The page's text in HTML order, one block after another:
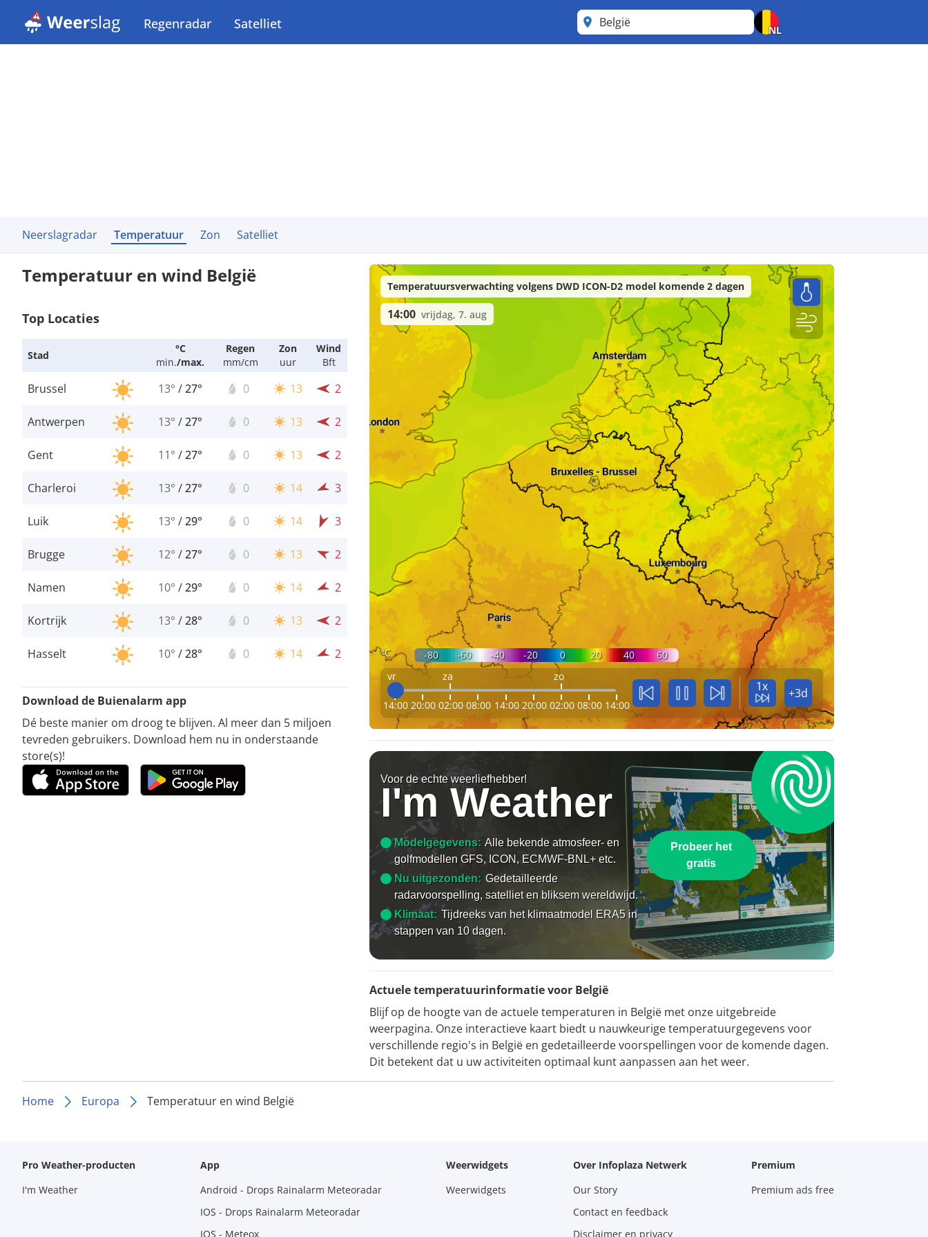
Regenradar Satelliet België
NL
Neerslagradar Temperatuur Zon Satelliet
Temperatuur en wind België
Top Locaties
Stad
°C
min./max.
Regen
mm/cm
Zon
uur
Wind
Bft
Brussel 13° /27° 0 13 2
Antwerpen 13° /27° 0 13 2
Gent 11° /27° 0 13 2
Charleroi 13° /27° 0 14 3
Luik 13° /29° 0 14 3
Brugge 12° /27° 0 13 2
Namen 10° /29° 0 14 2
Kortrijk 13° /28° 0 13 2
Hasselt 10° /28° 0 14 2
Download de Buienalarm app
Dé beste manier om droog te blijven. Al meer dan 5 miljoen
tevreden gebruikers. Download hem nu in onderstaande
store(s)!
°C -80 -60 -40 -20 0 20 40
60
vr
za zo
14:00 20:00 02:00 08:00 14:00 20:00 02:00 08:00 14:00
1x +3d
Temperatuursverwachting volgens DWD ICON-D2 model komende 2 dagen
14:00 vrijdag, 7. aug
Voor de echte weerliefhebber!
I'm Weather
Modelgegevens: Alle bekende atmosfeer- en
golfmodellen GFS, ICON, ECMWF-BNL+ etc.
Nu uitgezonden: Gedetailleerde
radarvoorspelling, satelliet en bliksem wereldwijd.
Klimaat: Tijdreeks van het klimaatmodel ERA5 in
stappen van 10 dagen.
Probeer het
gratis
Actuele temperatuurinformatie voor België
Blijf op de hoogte van de actuele temperaturen in België met onze uitgebreide
weerpagina. Onze interactieve kaart biedt u nauwkeurige temperatuurgegevens voor
verschillende regio's in België en gedetailleerde voorspellingen voor de komende dagen.
Dit betekent dat u uw activiteiten optimaal kunt aanpassen aan het weer.
Home Europa Temperatuur en wind België
Pro Weather-producten
I'm Weather
App
Android - Drops Rainalarm Meteoradar
IOS - Drops Rainalarm Meteoradar
IOS - Meteox
Weerwidgets
Weerwidgets
Over Infoplaza Netwerk
Our Story
Contact en feedback
Disclaimer en privacy
Premium
Premium ads free